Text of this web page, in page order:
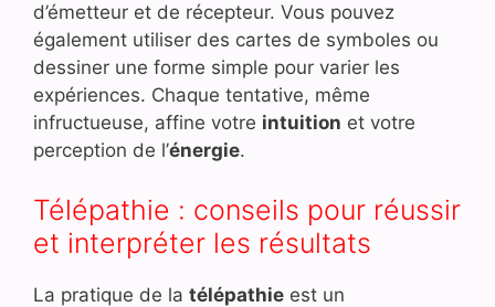
d’émetteur et de récepteur. Vous pouvez
également utiliser des cartes de symboles ou
dessiner une forme simple pour varier les
expériences. Chaque tentative, même
infructueuse, affine votre intuition et votre
perception de l’énergie.
Télépathie : conseils pour réussir
et interpréter les résultats
La pratique de la télépathie est un